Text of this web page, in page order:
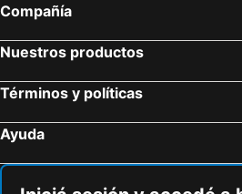
Apartamento Piriápolis
Apartamentos Premium Con Yacuzzi Dunas Del Este
La
Mandalas Del Este
Compañía
Nuestros productos
Términos y políticas
Ayuda